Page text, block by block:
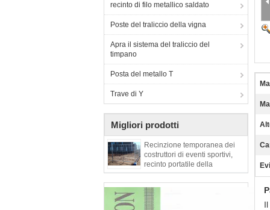
recinto di filo metallico saldato
Poste del traliccio della vigna
Apra il sistema del traliccio del
timpano
Posta del metallo T
Trave di Y
Migliori prodotti
Recinzione temporanea dei
costruttori di eventi sportivi,
recinto portatile della
costruzione